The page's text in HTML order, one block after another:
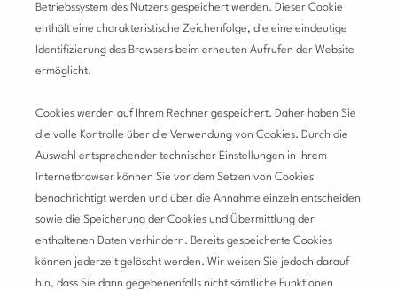
Betriebssystem des Nutzers gespeichert werden. Dieser Cookie
enthält eine charakteristische Zeichenfolge, die eine eindeutige
Identifizierung des Browsers beim erneuten Aufrufen der Website
ermöglicht.
Cookies werden auf Ihrem Rechner gespeichert. Daher haben Sie
die volle Kontrolle über die Verwendung von Cookies. Durch die
Auswahl entsprechender technischer Einstellungen in Ihrem
Internetbrowser können Sie vor dem Setzen von Cookies
benachrichtigt werden und über die Annahme einzeln entscheiden
sowie die Speicherung der Cookies und Übermittlung der
enthaltenen Daten verhindern. Bereits gespeicherte Cookies
können jederzeit gelöscht werden. Wir weisen Sie jedoch darauf
hin, dass Sie dann gegebenenfalls nicht sämtliche Funktionen